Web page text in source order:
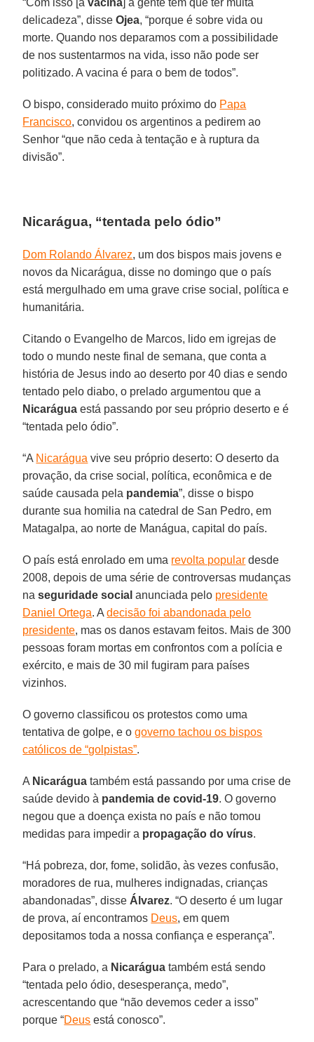
delicadeza”, disseOjea, “porque é sobre vida ou
morte. Quando nos deparamos com a possibilidade
de nos sustentarmos na vida, isso não pode ser
politizado. A vacina é para o bem de todos”.
O bispo, considerado muito próximo do Papa
Francisco, convidou os argentinos a pedirem ao
Senhor “que não ceda à tentação e à ruptura da
divisão”.
Nicarágua, “tentada pelo ódio”
Dom Rolando Álvarez, um dos bispos mais jovens e
novos da Nicarágua, disse no domingo que o país
está mergulhado em uma grave crise social, política e
humanitária.
Citando o Evangelho de Marcos, lido em igrejas de
todo o mundo neste final de semana, que conta a
história de Jesus indo ao deserto por 40 dias e sendo
tentado pelo diabo, o prelado argumentou que a
Nicarágua está passando por seu próprio deserto e é
“tentada pelo ódio”.
“A Nicarágua vive seu próprio deserto: O deserto da
provação, da crise social, política, econômica e de
saúde causada pela pandemia”, disse o bispo
durante sua homilia na catedral de San Pedro, em
Matagalpa, ao norte de Manágua, capital do país.
O país está enrolado em uma revolta popular desde
2008, depois de uma série de controversas mudanças
naseguridade social anunciada pelo presidente
Daniel Ortega. Adecisão foi abandonada pelo
presidente, mas os danos estavam feitos. Mais de 300
pessoas foram mortas em confrontos com a polícia e
exército, e mais de 30 mil fugiram para países
vizinhos.
O governo classificou os protestos como uma
tentativa de golpe, e ogoverno tachou os bispos
católicos de “golpistas”.
A Nicarágua também está passando por uma crise de
saúde devido à pandemia de covid-19. O governo
negou que a doença exista no país e não tomou
medidas para impedir a propagação do vírus.
“Há pobreza, dor, fome, solidão, às vezes confusão,
moradores de rua, mulheres indignadas, crianças
abandonadas”, disse Álvarez. “O deserto é um lugar
de prova, aí encontramos Deus, em quem
depositamos toda a nossa confiança e esperança”.
Para o prelado, a Nicarágua também está sendo
“tentada pelo ódio, desesperança, medo”,
acrescentando que “não devemos ceder a isso”
porque “Deus está conosco”.